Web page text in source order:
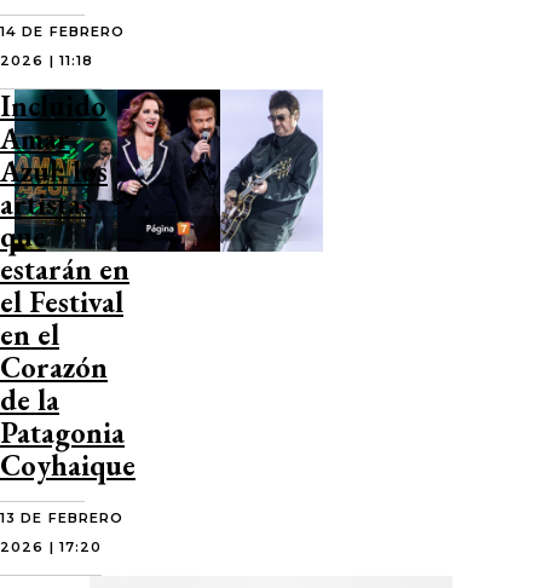
14 DE FEBRERO
2026 | 11:18
Incluido
Amar
Azul: los
artistas
que
estarán en
el Festival
en el
Corazón
de la
Patagonia
Coyhaique
13 DE FEBRERO
2026 | 17:20